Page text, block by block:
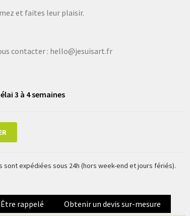
et faites leur plaisir.
contacter : hello@jesuisart.fr
3 à 4 semaines
expédiées sous 24h (hors week-end et jours fériés).
Être rappelé Obtenir un devis sur-mesure